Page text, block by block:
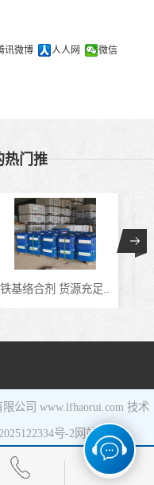
讯微博 人人网 微信
热门推
铁基络合剂 货源充足..
公司 www.lfhaorui.com 技术
号-2 网站地图